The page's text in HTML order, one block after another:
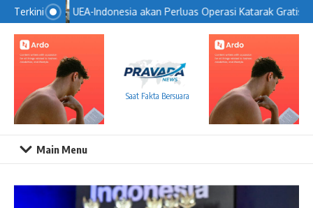
Lewati ke konten
Terkini UEA-Indonesia akan Perluas Operasi Katarak Gratis
Saat Fakta Bersuara
Main Menu